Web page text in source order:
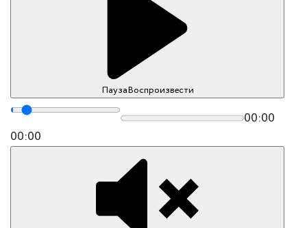
ПаузаВоспроизвести
00:00
00:00